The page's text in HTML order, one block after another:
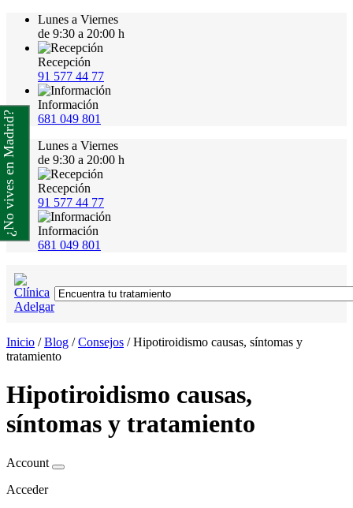
Lunes a Viernes
de 9:30 a 20:00 h
Recepción
91 577 44 77
Información
681 049 801
Lunes a Viernes
de 9:30 a 20:00 h
Recepción
91 577 44 77
Información
681 049 801
Inicio /Blog /Consejos /Hipotiroidismo causas, síntomas y
tratamiento
Hipotiroidismo causas,
síntomas y tratamiento
Account
Acceder
¿No vives en Madrid?